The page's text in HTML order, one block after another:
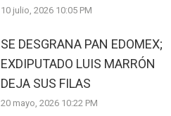
10 julio, 2026 10:05 PM
SE DESGRANA PAN EDOMEX;
EXDIPUTADO LUIS MARRÓN
DEJA SUS FILAS
20 mayo, 2026 10:22 PM